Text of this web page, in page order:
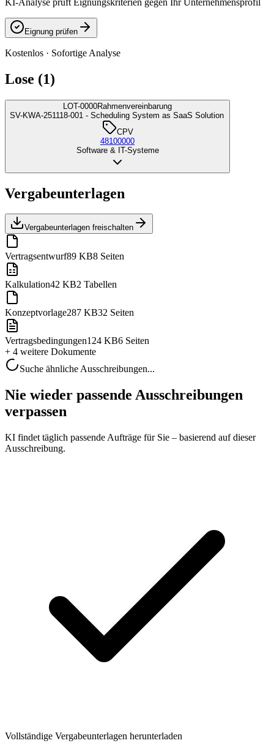
Eignung prüfen
Kostenlos · Sofortige Analyse
Lose (1)
LOT-0000Rahmenvereinbarung
SV-KWA-251118-001 - Scheduling System as SaaS Solution
CPV
48100000
Software & IT-Systeme
Vergabeunterlagen
Vergabeunterlagen freischalten
Vertragsentwurf89 KB8 Seiten
Kalkulation42 KB2 Tabellen
Konzeptvorlage287 KB32 Seiten
Vertragsbedingungen124 KB6 Seiten
+ 4 weitere Dokumente
Suche ähnliche Ausschreibungen...
Nie wieder passende Ausschreibungen
verpassen
KI findet täglich passende Aufträge für Sie – basierend auf dieser
Ausschreibung.
Vollständige Vergabeunterlagen herunterladen